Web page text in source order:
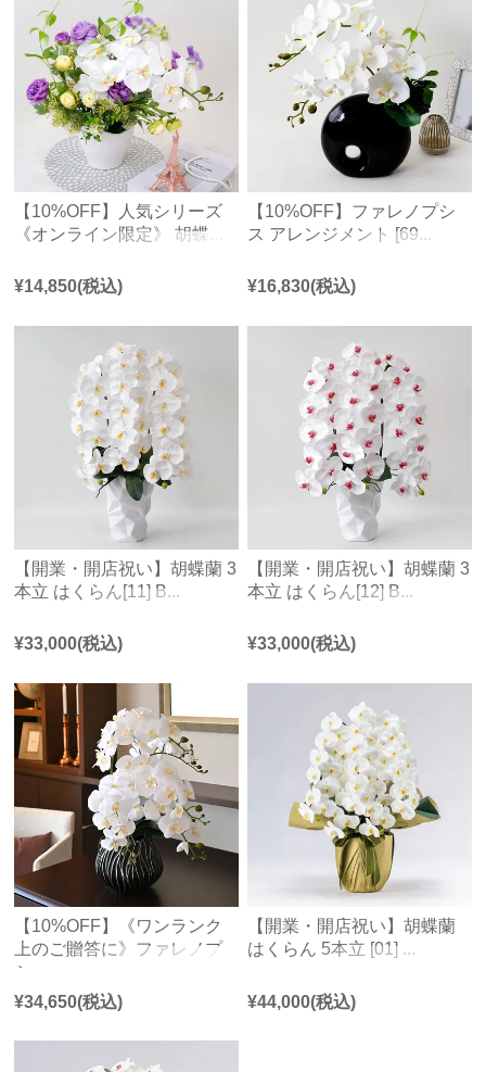
【10%OFF】人気シリーズ
《オンライン限定》 胡蝶...
¥14,850(税込)
【10%OFF】ファレノプシ
ス アレンジメント [69...
¥16,830(税込)
【開業・開店祝い】胡蝶蘭 3
本立 はくらん[11] B...
¥33,000(税込)
【開業・開店祝い】胡蝶蘭 3
本立 はくらん[12] B...
¥33,000(税込)
【10%OFF】《ワンランク
上のご贈答に》ファレノプ
シ...
¥34,650(税込)
【開業・開店祝い】胡蝶蘭
はくらん 5本立 [01] ...
¥44,000(税込)